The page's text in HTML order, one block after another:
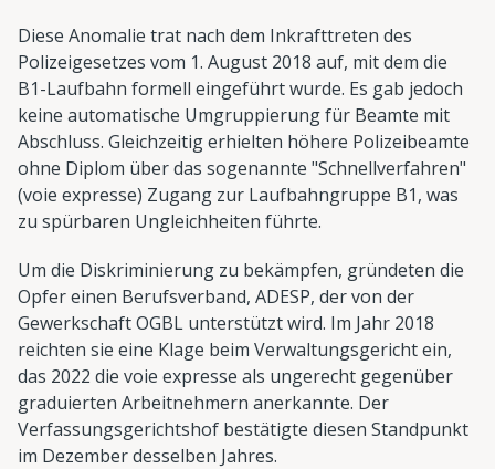
Diese Anomalie trat nach dem Inkrafttreten des
Polizeigesetzes vom 1. August 2018 auf, mit dem die
B1-Laufbahn formell eingeführt wurde. Es gab jedoch
keine automatische Umgruppierung für Beamte mit
Abschluss. Gleichzeitig erhielten höhere Polizeibeamte
ohne Diplom über das sogenannte "Schnellverfahren"
(voie expresse) Zugang zur Laufbahngruppe B1, was
zu spürbaren Ungleichheiten führte.
Um die Diskriminierung zu bekämpfen, gründeten die
Opfer einen Berufsverband, ADESP, der von der
Gewerkschaft OGBL unterstützt wird. Im Jahr 2018
reichten sie eine Klage beim Verwaltungsgericht ein,
das 2022 die voie expresse als ungerecht gegenüber
graduierten Arbeitnehmern anerkannte. Der
Verfassungsgerichtshof bestätigte diesen Standpunkt
im Dezember desselben Jahres.